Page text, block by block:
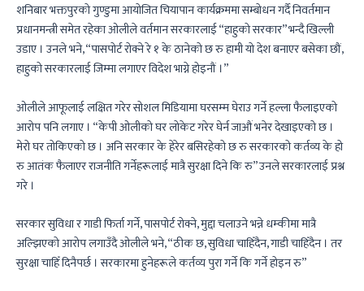
शनिबार भक्तपुरको गुण्डुमा आयोजित चियापान कार्यक्रममा सम्बोधन गर्दै निवर्तमान
प्रधानमन्त्री समेत रहेका ओलीले वर्तमान सरकारलाई “हाहुको सरकार” भन्दै खिल्ली
उडाए । उनले भने, “पासपोर्ट रोक्ने रे १ के ठानेको छ रु हामी यो देश बनाएर बसेका छौं,
हाहुको सरकारलाई जिम्मा लगाएर विदेश भाग्ने होइनौं ।”
ओलीले आफूलाई लक्षित गरेर सोशल मिडियामा घरसम्म घेराउ गर्ने हल्ला फैलाइएको
आरोप पनि लगाए । “केपी ओलीको घर लोकेट गरेर घेर्न जाऔं भनेर देखाइएको छ ।
मेरो घर तोकिएको छ । अनि सरकार के हेरेर बसिरहेको छ रु सरकारको कर्तव्य के हो
रु आतंक फैलाएर राजनीति गर्नेहरूलाई मात्रै सुरक्षा दिने कि रु” उनले सरकारलाई प्रश्न
गरे ।
सरकार सुविधा र गाडी फिर्ता गर्ने, पासपोर्ट रोक्ने, मुद्दा चलाउने भन्ने धम्कीमा मात्रै
अल्झिएको आरोप लगाउँदै ओलीले भने, “ठीक छ, सुविधा चाहिँदैन, गाडी चाहिँदैन । तर
सुरक्षा चाहिँ दिनैपर्छ । सरकारमा हुनेहरूले कर्तव्य पुरा गर्ने कि गर्ने होइन रु”